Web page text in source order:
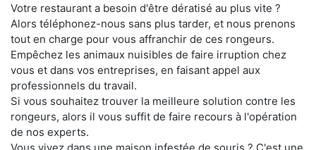
Votre restaurant a besoin d'être dératisé au plus vite ?
Alors téléphonez-nous sans plus tarder, et nous prenons
tout en charge pour vous affranchir de ces rongeurs.
Empêchez les animaux nuisibles de faire irruption chez
vous et dans vos entreprises, en faisant appel aux
professionnels du travail.
Si vous souhaitez trouver la meilleure solution contre les
rongeurs, alors il vous suffit de faire recours à l'opération
de nos experts.
Vous vivez dans une maison infestée de souris ? C'est une